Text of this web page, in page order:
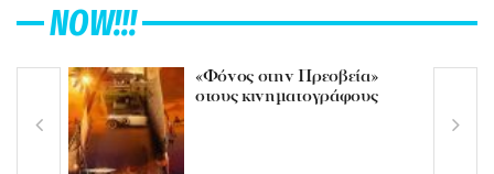
NOW!!!
«Φόνος στην Πρεσβεία»
στους κινηματογράφους